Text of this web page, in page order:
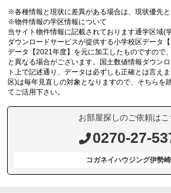
※各種情報と現状に差異がある場合は、現状優先と
※物件情報の学区情報について
当サイト物件情報に記載されております通学区域(
ダウンロードサービスが提供する小学校区データ
データ【2021年度】を元に加工したものですので
と異なる場合がございます。国土数値情報ダウン
ト上で記述通り、データは必ずしも正確とは言え
区)は毎年見直しの対象となりますので、そちらを
てご活用下さい。
お部屋探しのご依頼はこ
0270-27-
コガネイハウジング伊勢